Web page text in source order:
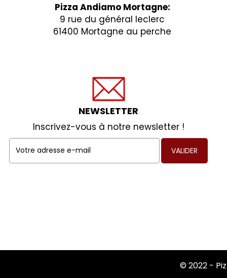
Pizza Andiamo Mortagne:
9 rue du général leclerc
61400 Mortagne au perche
NEWSLETTER
Inscrivez-vous à notre newsletter !
VALIDER
© 2022 -